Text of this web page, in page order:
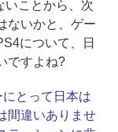
ことから、次
ないかと、ゲー
について、日
ですよね?
とって日本は
間違いありませ